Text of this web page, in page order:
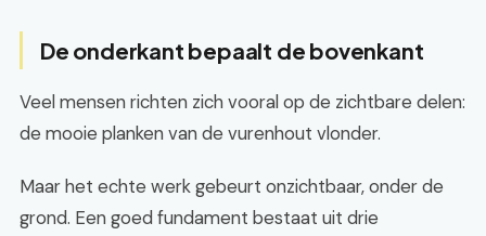
De onderkant bepaalt de bovenkant
Veel mensen richten zich vooral op de zichtbare delen:
de mooie planken van de vurenhout vlonder.
Maar het echte werk gebeurt onzichtbaar, onder de
grond. Een goed fundament bestaat uit drie